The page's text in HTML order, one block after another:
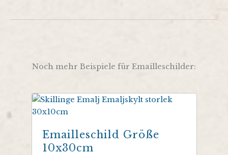
Noch mehr Beispiele für Emailleschilder:
Emailleschild Größe
10x30cm